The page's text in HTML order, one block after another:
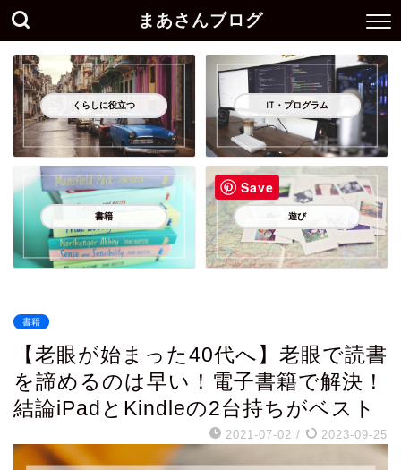
まあさんブログ
くらしに役立つ IT・プログラム
書籍 遊び
書籍
【老眼が始まった40代へ】老眼で読書
を諦めるのは早い！電子書籍で解決！
結論iPadとKindleの2台持ちがベスト
2021-07-02 / 2023-09-25
Save